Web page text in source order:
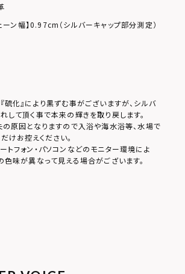
ーン幅】0.97cm（シルバーキャップ部分測定）
化』により黒ずむ事がございますが、シルバ
して頂く事で本来の輝きを取り戻します。
の原因となりますので入浴や海水浴等、水場で
けお控えください。
フォン・パソコンなどのモニター環境によ
色味が異なって見える場合がございます。